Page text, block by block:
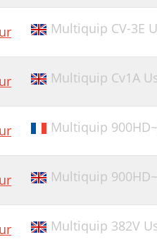
Multiquip CV-3E
Multiquip Cv1A
Multiquip
Multiquip
Multiquip 382V